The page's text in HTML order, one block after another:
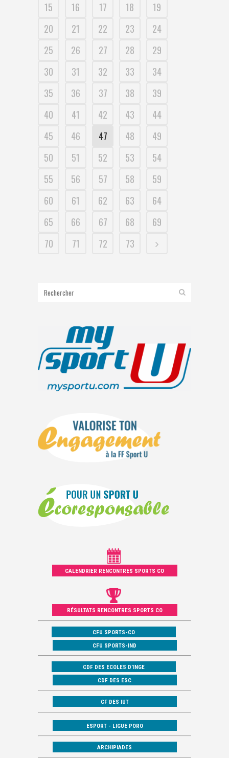
15
16 17 18
19
20
21 22 23
24
25
26 27 28
29
30
31 32 33
34
35
36 37 38
39
40
41 42 43
44
45
46 47 48
49
50
51 52 53
54
55
56 57 58
59
60
61 62 63
64
65
66 67 68
69
70
71 72 73
CALENDRIER RENCONTRES SPORTS CO
RÉSULTATS RENCONTRES SPORTS CO
CFU SPORTS-CO
CFU SPORTS-IND
CDF DES ECOLES D’INGE
CDF DES ESC
CF DES IUT
ESPORT - LIGUE PORO
ARCHIPIADES